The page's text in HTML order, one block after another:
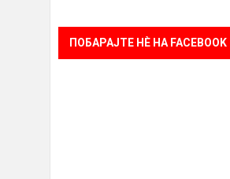
ПОБАРАЈТЕ НÈ НА FACEBOOK